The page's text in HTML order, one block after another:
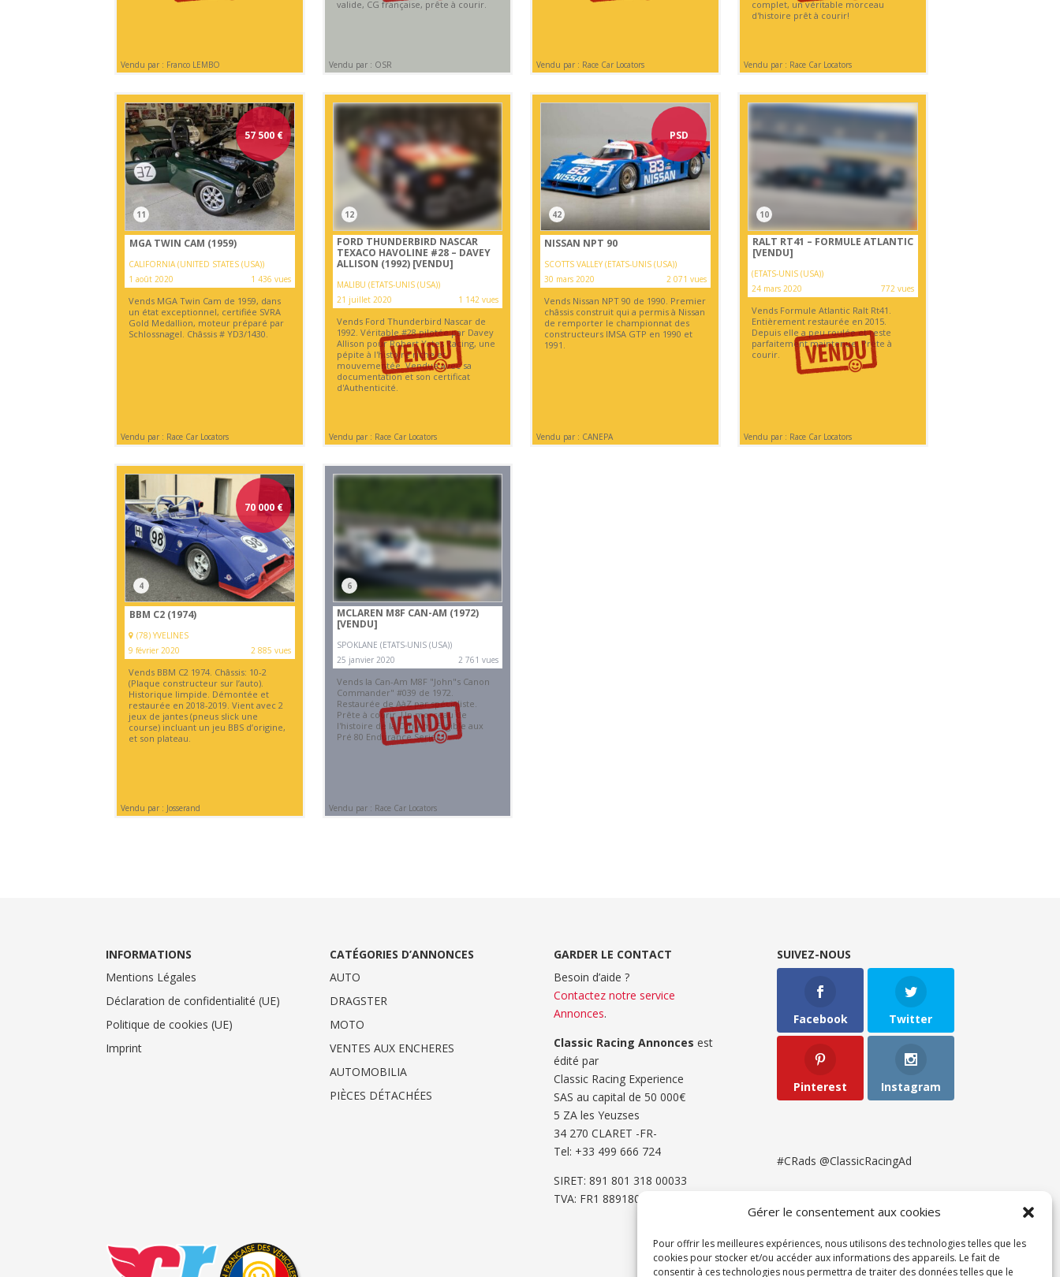
Gérer le consentement aux cookies
Pour offrir les meilleures expériences, nous utilisons des technologies telles que les
cookies pour stocker et/ou accéder aux informations des appareils. Le fait de
consentir à ces technologies nous permettra de traiter des données telles que le
Vendu par : Franco LEMBO
valide, CG française, prête à courir.
Vendu par : OSR Vendu par : Race Car Locators
complet, un véritable morceau
d'histoire prêt à courir!
Vendu par : Race Car Locators
57 500€
11
MGA TWIN CAM (1959)
CALIFORNIA (UNITED STATES (USA))
1 août 2020
1 436 vues
Vends MGA Twin Cam de 1959, dans
un état exceptionnel, certifiée SVRA
Gold Medallion, moteur préparé par
Schlossnagel. Châssis # YD3/1430.
Vendu par : Race Car Locators
12
FORD THUNDERBIRD NASCAR
TEXACO HAVOLINE #28 – DAVEY
ALLISON (1992) [VENDU]
MALIBU (ETATS-UNIS (USA))
21 juillet 2020
1 142 vues
Vends Ford Thunderbird Nascar de
1992. Véritable #28 pilotée par Davey
Allison pour Robert Yates Racing, une
pépite à l'histoire riche et
mouvementée. Vendue avec sa
documentation et son certificat
d'Authenticité.
Vendu par : Race Car Locators
PSD
42
NISSAN NPT 90
SCOTTS VALLEY (ETATS-UNIS (USA))
30 mars 2020
2 071 vues
Vends Nissan NPT 90 de 1990. Premier
châssis construit qui a permis à Nissan
de remporter le championnat des
constructeurs IMSA GTP en 1990 et
1991.
Vendu par : CANEPA
10
RALT RT41 – FORMULE ATLANTIC
[VENDU]
(ETATS-UNIS (USA))
24 mars 2020
772 vues
Vends Formule Atlantic Ralt Rt41.
Entièrement restaurée en 2015.
Depuis elle a peu roulée et reste
parfaitement maintenue. Prête à
courir.
Vendu par : Race Car Locators
70 000€
4
BBM C2 (1974)
(78) YVELINES
9 février 2020
2 885 vues
Vends BBM C2 1974. Châssis: 10-2
(Plaque constructeur sur l’auto).
Historique limpide. Démontée et
restaurée en 2018-2019. Vient avec 2
jeux de jantes (pneus slick une
course) incluant un jeu BBS d’origine,
et son plateau.
Vendu par : Josserand
6
MCLAREN M8F CAN-AM (1972)
[VENDU]
SPOKLANE (ETATS-UNIS (USA))
25 janvier 2020
2 761 vues
Vends la Can-Am M8F "John"s Canon
Commander" #039 de 1972.
Restaurée de AàZ par spécialiste.
Prête à courir. Un morceau de
l'histoire de la Can-Am. Eligible aux
Pré 80 Endurance Series !
Vendu par : Race Car Locators
INFORMATIONS
Mentions Légales
Déclaration de confidentialité (UE)
Politique de cookies (UE)
Imprint
CATÉGORIES D’ANNONCES
AUTO
DRAGSTER
MOTO
VENTES AUX ENCHERES
AUTOMOBILIA
PIÈCES DÉTACHÉES
GARDER LE CONTACT
Besoin d’aide ?
Contactez notre service
Annonces.
Classic Racing Annonces est
édité par
Classic Racing Experience
SAS au capital de 50 000€
5 ZA les Yeuzses
34 270 CLARET -FR-
Tel: ‭+33 499 666 724‬
SIRET: 891 801 318 00033
TVA: FR1 8891801318
SUIVEZ-NOUS
Facebook Twitter
Pinterest Instagram
#CRads @ClassicRacingAd